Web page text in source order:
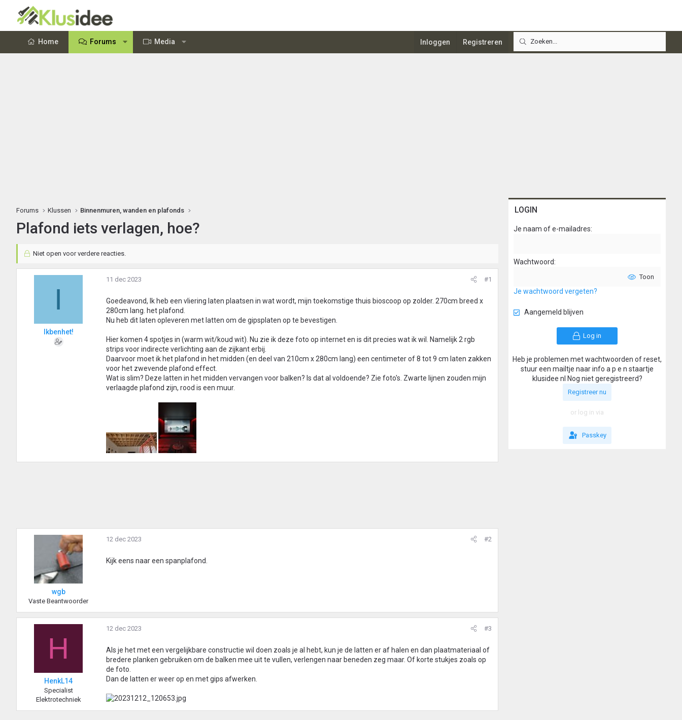
Home Forums Media Inloggen Registreren
Forums Klussen Binnenmuren, wanden en plafonds
Plafond iets verlagen, hoe?
Niet open voor verdere reacties.
I
Ikbenhet!
11 dec 2023 #1
Goedeavond, Ik heb een vliering laten plaatsen in wat wordt, mijn toekomstige thuis bioscoop op zolder. 270cm breed x
280cm lang. het plafond.
Nu heb dit laten opleveren met latten om de gipsplaten op te bevestigen.
Hier komen 4 spotjes in (warm wit/koud wit). Nu zie ik deze foto op internet en is dit precies wat ik wil. Namelijk 2 rgb
strips voor indirecte verlichting aan de zijkant erbij.
Daarvoor moet ik het plafond in het midden (en deel van 210cm x 280cm lang) een centimeter of 8 tot 9 cm laten zakken
voor het zwevende plafond effect.
Wat is slim? Deze latten in het midden vervangen voor balken? Is dat al voldoende? Zie foto's. Zwarte lijnen zouden mijn
verlaagde plafond zijn, rood is een muur.
wgb
Vaste Beantwoorder
12 dec 2023 #2
Kijk eens naar een spanplafond.
H
HenkL14
Specialist
Elektrotechniek
12 dec 2023 #3
Als je het met een vergelijkbare constructie wil doen zoals je al hebt, kun je de latten er af halen en dan plaatmateriaal of
bredere planken gebruiken om de balken mee uit te vullen, verlengen naar beneden zeg maar. Of korte stukjes zoals op
de foto.
Dan de latten er weer op en met gips afwerken.
LOGIN
Je naam of e-mailadres
Wachtwoord
Toon
Je wachtwoord vergeten?
Aangemeld blijven
Log in
Heb je problemen met wachtwoorden of reset,
stuur een mailtje naar info a p e n staartje
klusidee nl Nog niet geregistreerd?
Registreer nu
or log in via
Passkey